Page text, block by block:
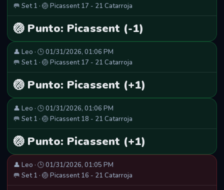
🥅 Set 1 · 🏐 Picassent 17 - 21 Catarroja
🏐 Punto: Picassent (-1)
👤 Leo · 🕒 01/31/2026, 01:06 PM
🥅 Set 1 · 🏐 Picassent 17 - 21 Catarroja
🏐 Punto: Picassent (+1)
👤 Leo · 🕒 01/31/2026, 01:06 PM
🥅 Set 1 · 🏐 Picassent 18 - 21 Catarroja
🏐 Punto: Picassent (+1)
👤 Leo · 🕒 01/31/2026, 01:05 PM
🥅 Set 1 · 🏐 Picassent 16 - 21 Catarroja